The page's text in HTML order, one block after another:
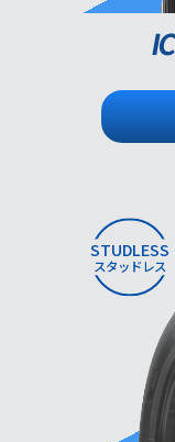
STUDLESS
スタッドレス